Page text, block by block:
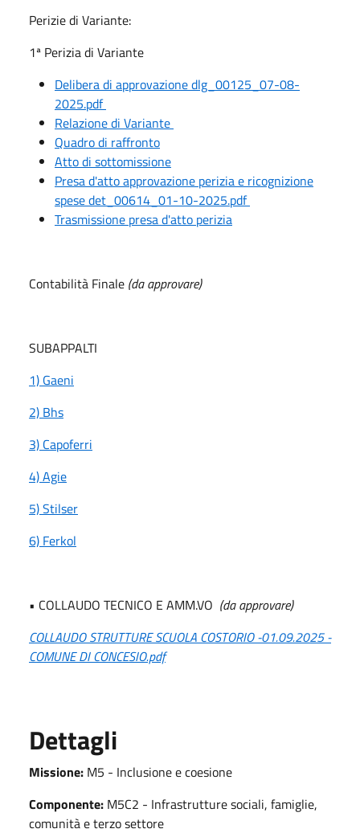
Perizie di Variante:
1ª Perizia di Variante
Delibera di approvazione dlg_00125_07-08-
2025.pdf
Relazione di Variante
Quadro di raffronto
Atto di sottomissione
Presa d'atto approvazione perizia e ricognizione
spese det_00614_01-10-2025.pdf
Trasmissione presa d'atto perizia
Contabilità Finale (da approvare)
SUBAPPALTI
1) Gaeni
2) Bhs
3) Capoferri
4) Agie
5) Stilser
6) Ferkol
• COLLAUDO TECNICO E AMM.VO (da approvare)
COLLAUDO STRUTTURE SCUOLA COSTORIO -01.09.2025 -
COMUNE DI CONCESIO.pdf
Dettagli
Missione: M5 - Inclusione e coesione
Componente: M5C2 - Infrastrutture sociali, famiglie,
comunità e terzo settore